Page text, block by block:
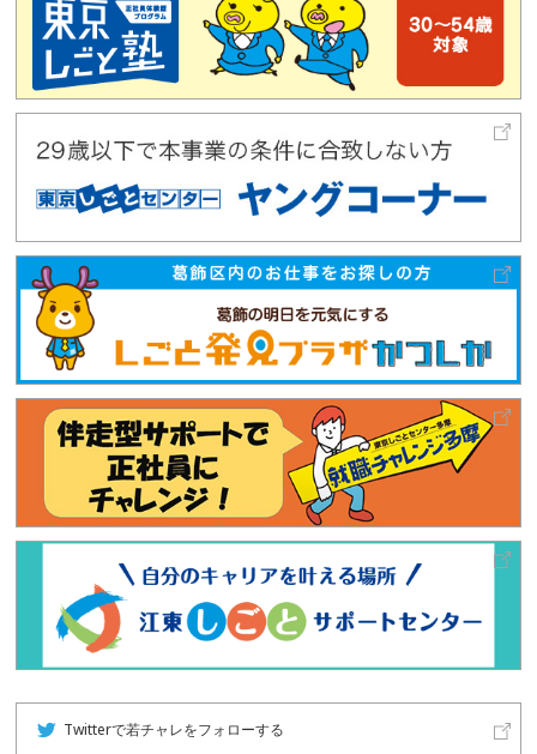
Twitterで若チャレをフォローする